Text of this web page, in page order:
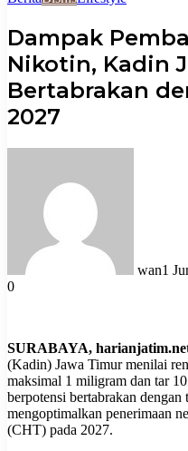
Dampak
Nikotin, Kadin
Bertabrakan
2027
wan1
0
SURABAYA,
(Kadin) Jawa Timur menilai
maksimal 1 miligram dan tar
berpotensi bertabrakan dengan
mengoptimalkan penerimaan
(CHT) pada 2027.